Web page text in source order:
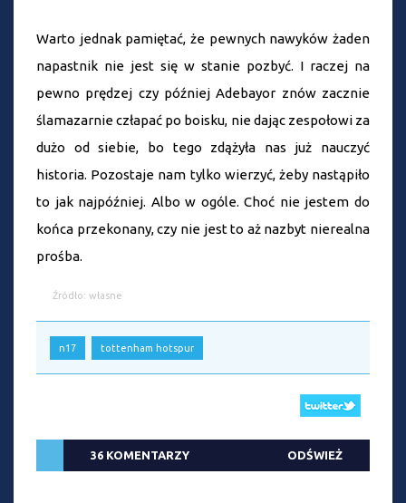
Warto jednak pamiętać, że pewnych nawyków żaden
napastnik nie jest się w stanie pozbyć. I raczej na
pewno prędzej czy później Adebayor znów zacznie
ślamazarnie człapać po boisku, nie dając zespołowi za
dużo od siebie, bo tego zdążyła nas już nauczyć
historia. Pozostaje nam tylko wierzyć, żeby nastąpiło
to jak najpóźniej. Albo w ogóle. Choć nie jestem do
końca przekonany, czy nie jest to aż nazbyt nierealna
prośba.
Źródło: własne
n17 tottenham hotspur
36 KOMENTARZY ODŚWIEŻ